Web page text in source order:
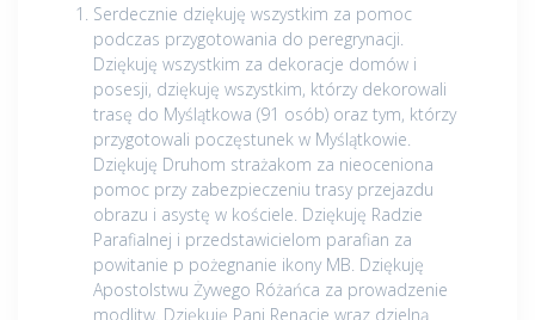
Serdecznie dziękuję wszystkim za pomoc
podczas przygotowania do peregrynacji.
Dziękuję wszystkim za dekoracje domów i
posesji, dziękuję wszystkim, którzy dekorowali
trasę do Myślątkowa (91 osób) oraz tym, którzy
przygotowali poczęstunek w Myślątkowie.
Dziękuję Druhom strażakom za nieoceniona
pomoc przy zabezpieczeniu trasy przejazdu
obrazu i asystę w kościele. Dziękuję Radzie
Parafialnej i przedstawicielom parafian za
powitanie p pożegnanie ikony MB. Dziękuję
Apostolstwu Żywego Różańca za prowadzenie
modlitw. Dziękuję Pani Renacie wraz dzielną